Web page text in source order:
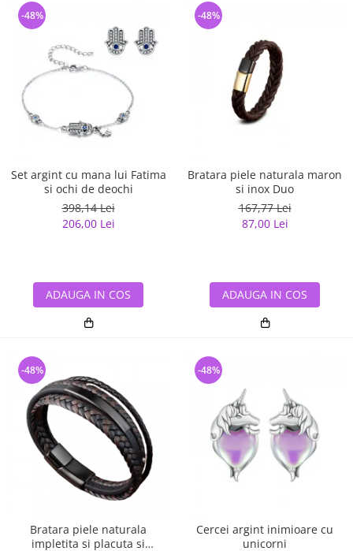
Set argint cu mana lui Fatima
si ochi de deochi
398,14 Lei
206,00 Lei
-48%
ADAUGA IN COS
Bratara piele naturala maron
si inox Duo
167,77 Lei
87,00 Lei
-48%
ADAUGA IN COS
Bratara piele naturala
impletita si placuta si
-48%
Cercei argint inimioare cu
unicorni
-48%